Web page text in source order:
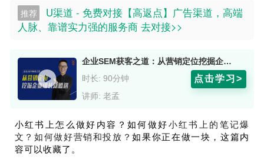
推荐
U渠道 - 免费对接【高返点】广告渠道，高端
人脉、靠谱实力强的服务商 去对接>>
企业SEM获客之道：从营销定位挖掘企业增长新机遇 嘉宾：老孟
时长: 90分钟
讲师: 老孟
点击学习>
小红书上怎么做好内容？如何做好小红书上的笔记爆
文？如何做好营销和投放？如果你正在做一块，这篇内
容可以收藏了。